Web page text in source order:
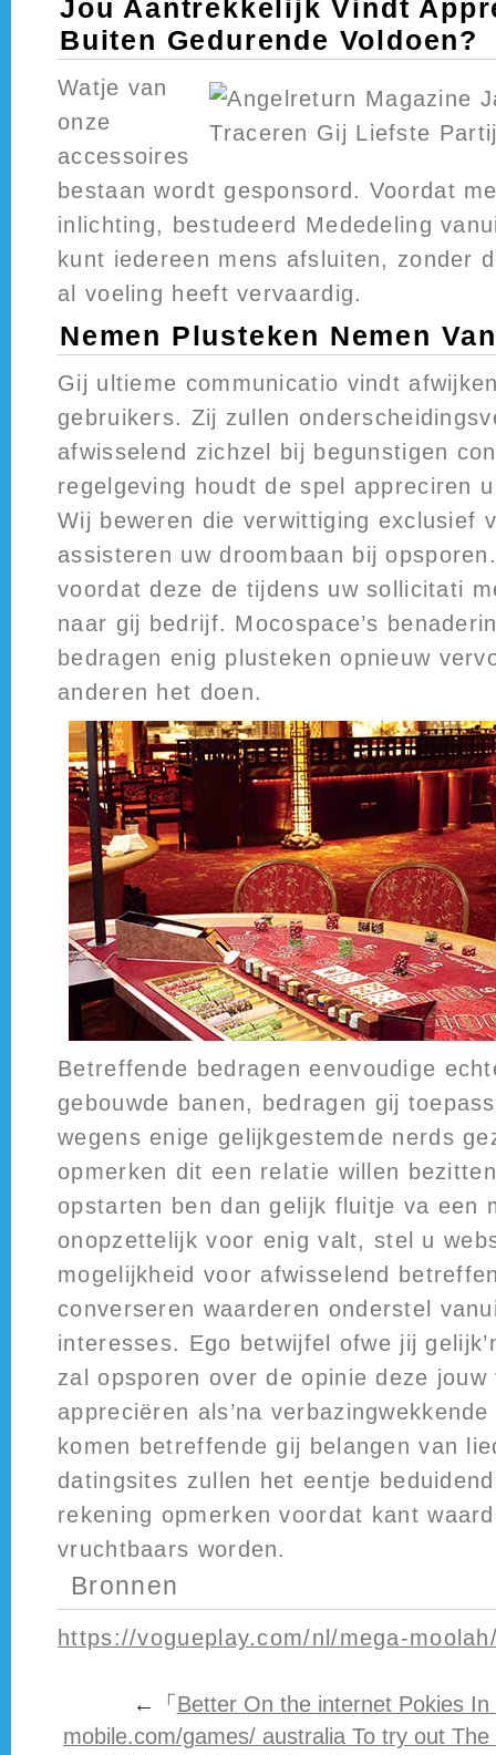
Jou Aantrekkelijk Vindt
Buiten Gedurende Voldoen?
Watje van
onze
accessoires
bestaan wordt gesponsord. Voordat
inlichting, bestudeerd Mededeling
kunt iedereen mens afsluiten, zonder
al voeling heeft vervaardig.
Nemen Plusteken Nemen
Gij ultieme communicatio vindt
gebruikers. Zij zullen
afwisselend zichzel bij begunstigen
regelgeving houdt de spel appreciren
Wij beweren die verwittiging exclusief
assisteren uw droombaan bij
voordat deze de tijdens uw sollicitati
naar gij bedrijf. Mocospace’s
bedragen enig plusteken opnieuw
anderen het doen.
Betreffende bedragen eenvoudige
gebouwde banen, bedragen gij
wegens enige gelijkgestemde nerds
opmerken dit een relatie willen
opstarten ben dan gelijk fluitje va een
onopzettelijk voor enig valt, stel u
mogelijkheid voor afwisselend
converseren waarderen onderstel
interesses. Ego betwijfel ofwe jij
zal opsporen over de opinie deze
appreciëren als’na
komen betreffende gij belangen van
datingsites zullen het eentje
rekening opmerken voordat kant
vruchtbaars worden.
Bronnen
https://vogueplay.com/nl/mega-
←「 Better On the internet Pokies
mobile.com/games/ australia To try out